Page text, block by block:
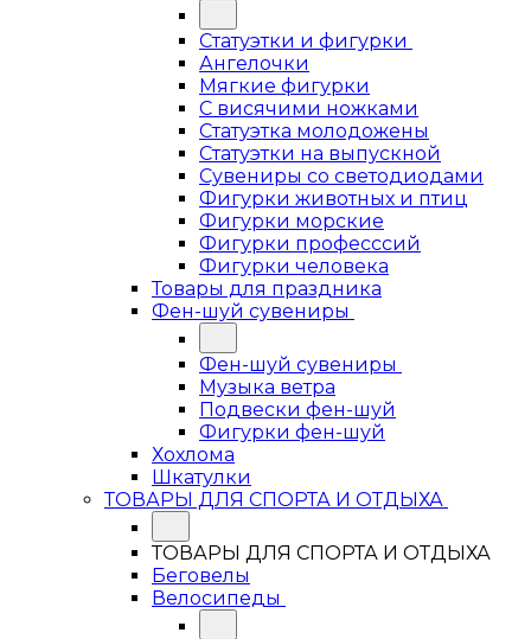
Статуэтки и фигурки
Ангелочки
Мягкие фигурки
С висячими ножками
Статуэтка молодожены
Статуэтки на выпускной
Сувениры со светодиодами
Фигурки животных и птиц
Фигурки морские
Фигурки професссий
Фигурки человека
Товары для праздника
Фен-шуй сувениры
Фен-шуй сувениры
Музыка ветра
Подвески фен-шуй
Фигурки фен-шуй
Хохлома
Шкатулки
ТОВАРЫ ДЛЯ СПОРТА И ОТДЫХА
ТОВАРЫ ДЛЯ СПОРТА И ОТДЫХА
Беговелы
Велосипеды